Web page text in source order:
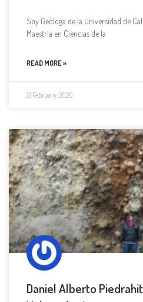
Soy Geóloga de la Universidad de
Maestría en Ciencias de la
READ MORE »
21 February, 2020
Daniel Alberto